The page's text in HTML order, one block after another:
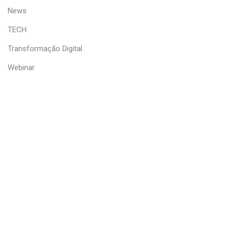
News
TECH
Transformação Digital
Webinar